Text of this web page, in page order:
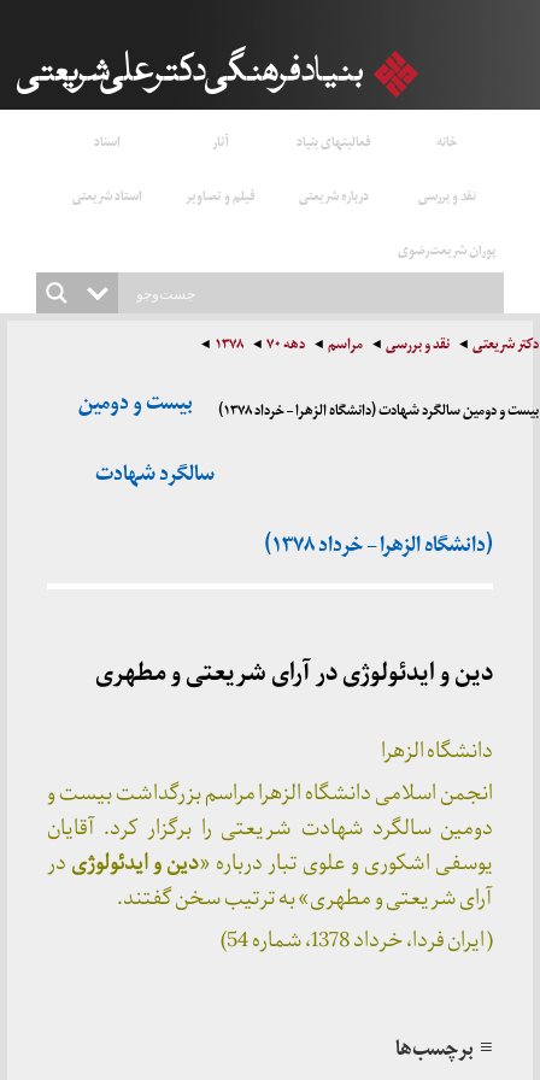
خانه فعالیتهای بنیاد آثار
اسناد
نقد و بررسی
درباره شریعتی فیلم و تصاویر
استاد شریعتی
پوران شریعت‌رضوی
دکتر شریعتی نقد و بررسی مراسم دهه ۷۰ ۱۳۷۸
بیست و دومین سالگرد شهادت (دانشگاه الزهرا – خرداد ۱۳۷۸)
بیست و دومین
سالگرد شهادت
(دانشگاه الزهرا – خرداد ۱۳۷۸)
دین و ایدئولوژی در آرای شریعتی و مطهری
دانشگاه الزهرا
انجمن اسلامی دانشگاه الزهرا مراسم بزرگداشت بیست و
دومین سالگرد شهادت شریعتی را برگزار کرد. آقایان
یوسفی اشکوری و علوی تبار درباره «دین و ایدئولوژی در
آرای شریعتی و مطهری» به ترتیب سخن گفتند.
( ایران فردا، خرداد 1378، شماره 54)
≡ برچسب‌ها